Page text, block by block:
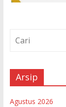
Arsip
Agustus 2026